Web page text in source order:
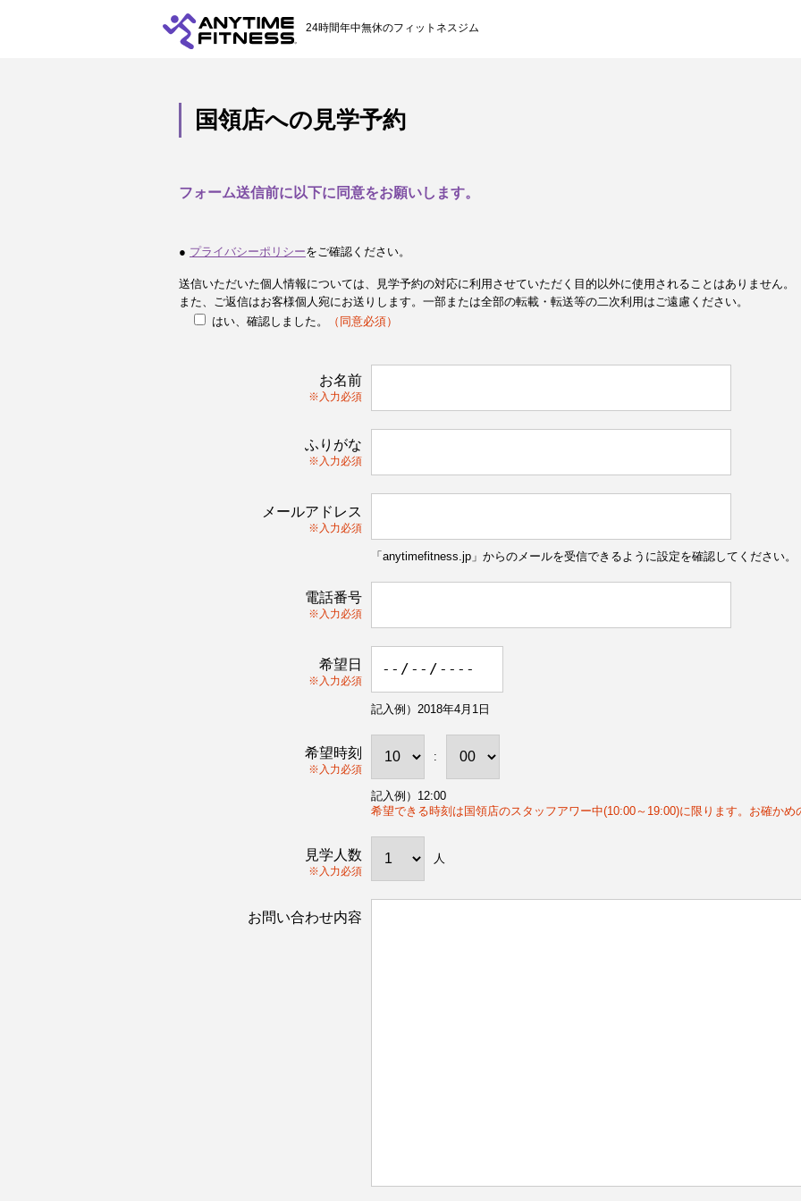
24時間年中無休のフィットネスジム
国領店への見学予約
フォーム送信前に以下に同意をお願いします。
● プライバシーポリシーをご確認ください。
送信いただいた個人情報については、見学予約の対応に利用させていただく目的以外に使用されることはありません。
また、ご返信はお客様個人宛にお送りします。一部または全部の転載・転送等の二次利用はご遠慮ください。
はい、確認しました。
（同意必須）
お名前
※入力必須
ふりがな
※入力必須
メールアドレス
※入力必須
「anytimefitness.jp」からのメールを受信できるように設定を確認してください。
電話番号
※入力必須
希望日
※入力必須
記入例）2018年4月1日
希望時刻
※入力必須
:
記入例）12:00
希望できる時刻は国領店のスタッフアワー中(10:00～19:00)に限ります。お確かめ
見学人数
※入力必須
人
お問い合わせ内容